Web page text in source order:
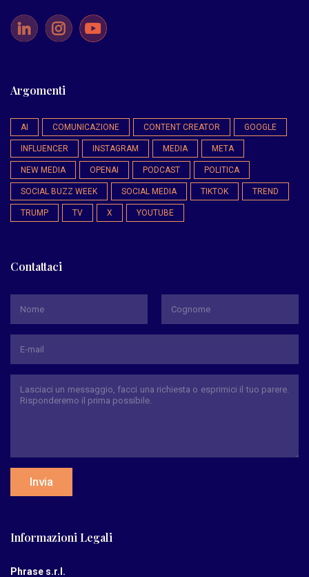
Argomenti
AI COMUNICAZIONE CONTENT CREATOR GOOGLE
INFLUENCER INSTAGRAM MEDIA META
NEW MEDIA OPENAI PODCAST POLITICA
SOCIAL BUZZ WEEK SOCIAL MEDIA TIKTOK TREND
TRUMP TV X YOUTUBE
Contattaci
Invia
Informazioni Legali
Phrase s.r.l.